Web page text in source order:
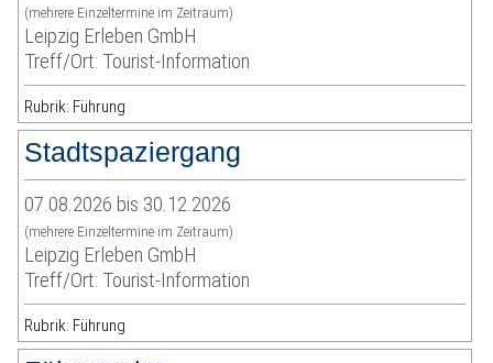
(mehrere Einzeltermine im Zeitraum)
Leipzig Erleben GmbH
Treff/Ort: Tourist-Information
Rubrik: Führung
Stadtspaziergang
07.08.2026 bis 30.12.2026
(mehrere Einzeltermine im Zeitraum)
Leipzig Erleben GmbH
Treff/Ort: Tourist-Information
Rubrik: Führung